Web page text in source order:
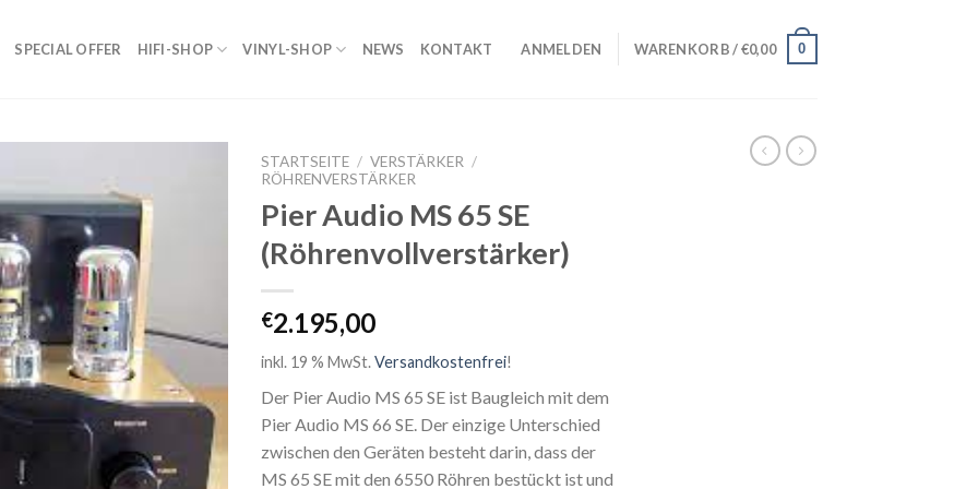
SPECIAL OFFER HIFI-SHOP VINYL-SHOP NEWS KONTAKT ANMELDEN WARENKORB /€0,00 0
Wunschliste
STARTSEITE / VERSTÄRKER /
RÖHRENVERSTÄRKER
Pier Audio MS 65 SE
(Röhrenvollverstärker)
€2.195,00
inkl. 19 % MwSt.Versandkostenfrei!
Der Pier Audio MS 65 SE ist Baugleich mit dem
Pier Audio MS 66 SE. Der einzige Unterschied
zwischen den Geräten besteht darin, dass der
MS 65 SE mit den 6550 Röhren bestückt ist und